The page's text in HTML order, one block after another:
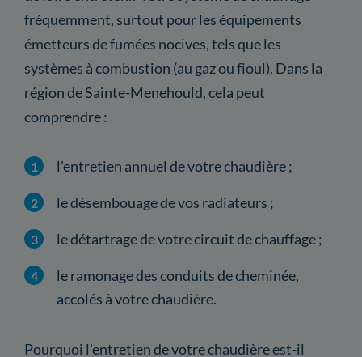
fréquemment, surtout pour les équipements
émetteurs de fumées nocives, tels que les
systèmes à combustion (au gaz ou fioul). Dans la
région de Sainte-Menehould, cela peut
comprendre :
l'entretien annuel de votre chaudière ;
le désembouage de vos radiateurs ;
le détartrage de votre circuit de chauffage ;
le ramonage des conduits de cheminée,
accolés à votre chaudière.
Pourquoi l'entretien de votre chaudière est-il